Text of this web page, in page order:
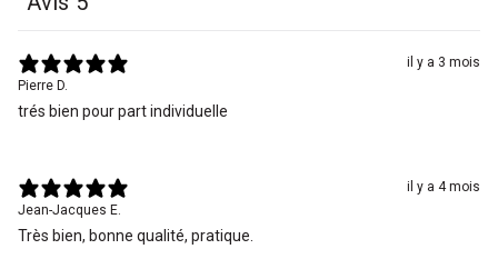
il y a 3 mois
Pierre D.
trés bien pour part individuelle
il y a 4 mois
Jean-Jacques E.
Très bien, bonne qualité, pratique.